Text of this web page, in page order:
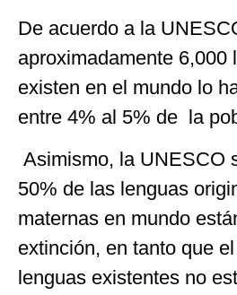
De acuerdo a la
aproximadamente 6,000
existen en el mundo lo
entre 4% al 5% de la
Asimismo, la UNESCO
50% de las lenguas
maternas en mundo
extinción, en tanto que
lenguas existentes no